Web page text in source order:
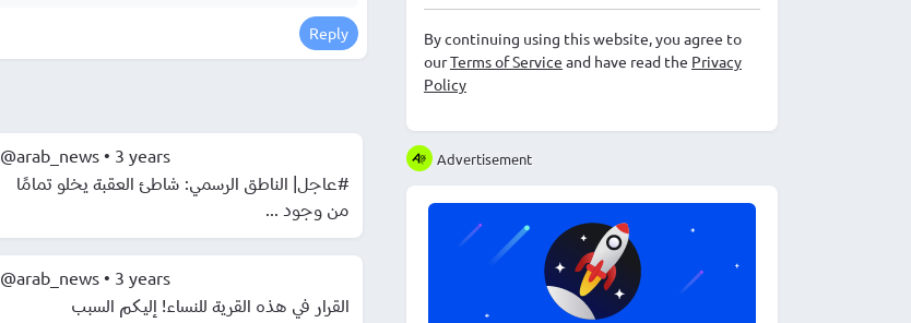
Reply
@arab_news • 3 years
#عاجل| الناطق الرسمي: شاطئ العقبة يخلو تمامًا
من وجود ...
@arab_news • 3 years
القرار في هذه القرية للنساء! إليكم السبب
By continuing using this website, you agree to
ourTerms of Service and have read the Privacy
Policy
Advertisement